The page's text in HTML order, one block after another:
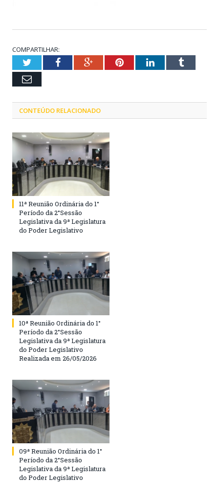
COMPARTILHAR:
TwitterFacebookGoogle+PinterestLinkedInTumblr
Email
CONTEÚDO RELACIONADO
11ª Reunião Ordinária do 1°
Período da 2°Sessão
Legislativa da 9ª Legislatura
do Poder Legislativo
10ª Reunião Ordinária do 1°
Período da 2°Sessão
Legislativa da 9ª Legislatura
do Poder Legislativo
Realizada em 26/05/2026
09ª Reunião Ordinária do 1°
Período da 2°Sessão
Legislativa da 9ª Legislatura
do Poder Legislativo